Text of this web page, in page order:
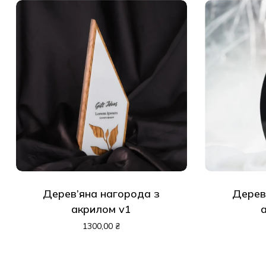
Дерев’яна нагорода з
акрилом v1
1300,00 ₴